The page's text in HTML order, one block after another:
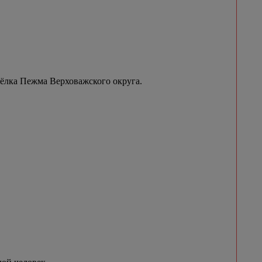
Пежма Верховажского округа.